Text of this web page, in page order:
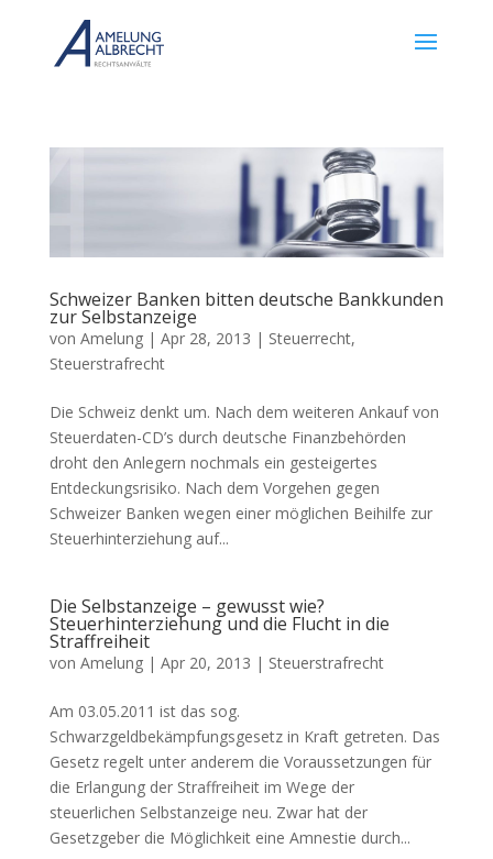
Schweizer Banken bitten deutsche Bankkunden
zur Selbstanzeige
von Amelung| Apr 28, 2013 | Steuerrecht,
Steuerstrafrecht
Die Schweiz denkt um. Nach dem weiteren Ankauf von
Steuerdaten-CD’s durch deutsche Finanzbehörden
droht den Anlegern nochmals ein gesteigertes
Entdeckungsrisiko. Nach dem Vorgehen gegen
Schweizer Banken wegen einer möglichen Beihilfe zur
Steuerhinterziehung auf...
Die Selbstanzeige – gewusst wie?
Steuerhinterziehung und die Flucht in die
Straffreiheit
von Amelung| Apr 20, 2013 | Steuerstrafrecht
Am 03.05.2011 ist das sog.
Schwarzgeldbekämpfungsgesetz in Kraft getreten. Das
Gesetz regelt unter anderem die Voraussetzungen für
die Erlangung der Straffreiheit im Wege der
steuerlichen Selbstanzeige neu. Zwar hat der
Gesetzgeber die Möglichkeit eine Amnestie durch...